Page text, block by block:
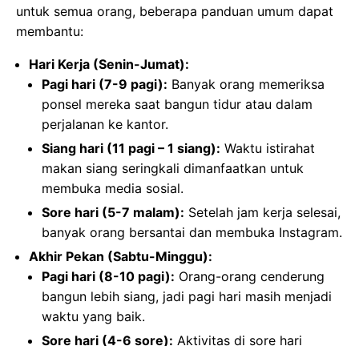
untuk semua orang, beberapa panduan umum dapat
membantu:
Hari Kerja (Senin-Jumat):
Pagi hari (7-9 pagi): Banyak orang memeriksa
ponsel mereka saat bangun tidur atau dalam
perjalanan ke kantor.
Siang hari (11 pagi – 1 siang): Waktu istirahat
makan siang seringkali dimanfaatkan untuk
membuka media sosial.
Sore hari (5-7 malam): Setelah jam kerja selesai,
banyak orang bersantai dan membuka Instagram.
Akhir Pekan (Sabtu-Minggu):
Pagi hari (8-10 pagi): Orang-orang cenderung
bangun lebih siang, jadi pagi hari masih menjadi
waktu yang baik.
Sore hari (4-6 sore): Aktivitas di sore hari